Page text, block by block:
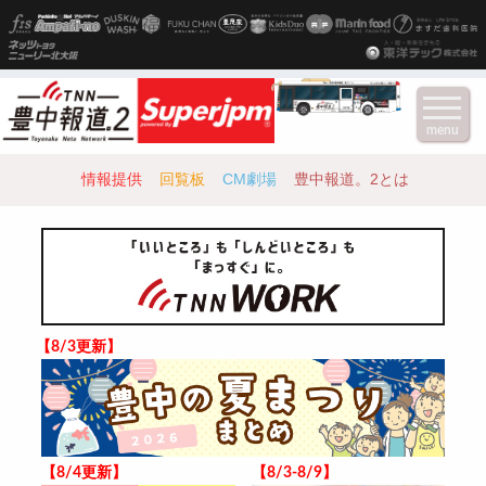
情報提供 回覧板 CM劇場 豊中報道。2とは
【8/3更新】
【8/4更新】 【8/3-8/9】
menu